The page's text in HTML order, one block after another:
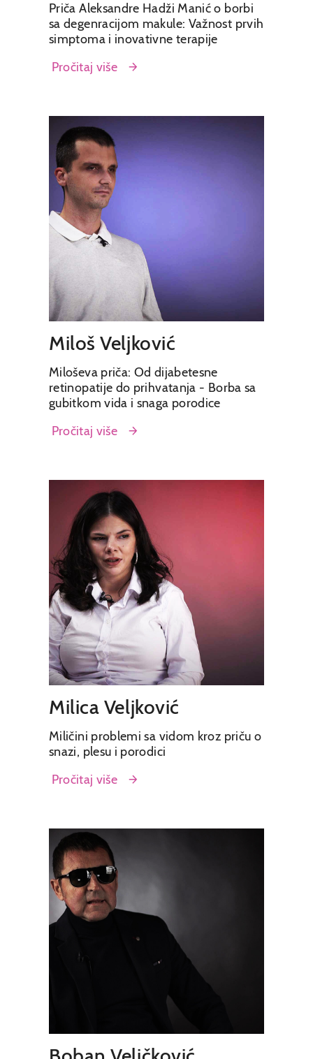
Senilna degeneracija makule
Dijabetesno oboljenje očiju
Okluzija retinalne vene
oftalmoloških pacijenata
Priča Aleksandre Hadži Manić o borbi
sa degenracijom makule: Važnost prvih
simptoma i inovativne terapije
Pročitaj više
Miloš Veljković
Miloševa priča: Od dijabetesne
retinopatije do prihvatanja - Borba sa
gubitkom vida i snaga porodice
Pročitaj više
Milica Veljković
Miličini problemi sa vidom kroz priču o
snazi, plesu i porodici
Pročitaj više